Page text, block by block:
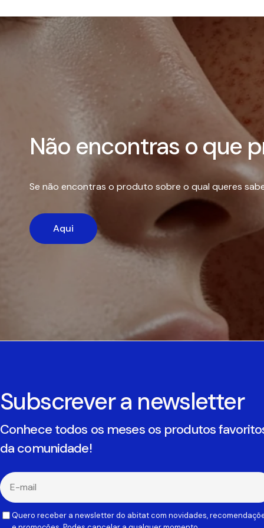
Não encontras o que
Se não encontras o produto sobre o qual queres
Aqui
Subscrever a newsletter
Conhece todos os meses os produtos
da comunidade!
E-
mail
Quero receber a newsletter do abitat com novidades,